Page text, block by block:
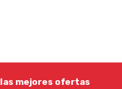
las mejores ofertas